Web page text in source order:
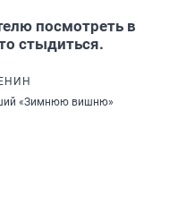
посмотреть в
стыдиться.
«Зимнюю вишню»